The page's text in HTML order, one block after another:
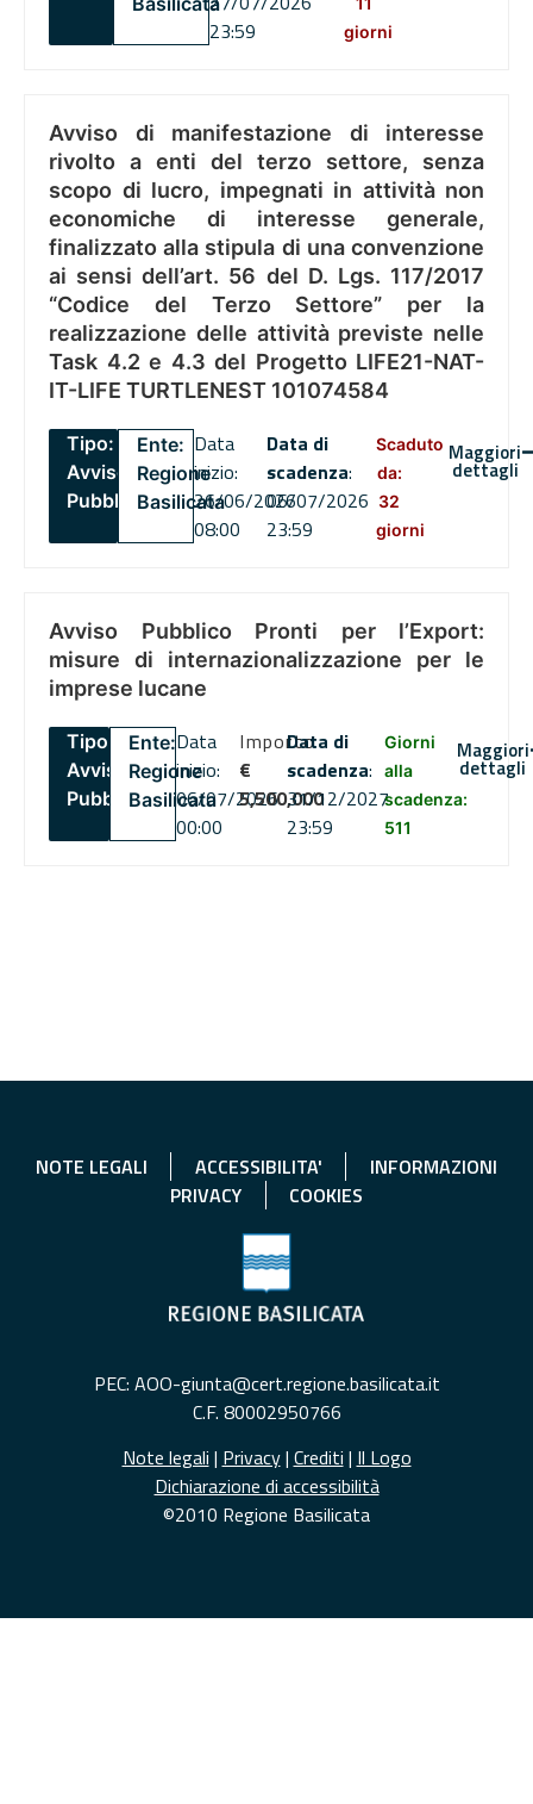
23:59
giorni
Avviso di manifestazione di interesse
rivolto a enti del terzo settore, senza
scopo di lucro, impegnati in attività non
economiche di interesse generale,
finalizzato alla stipula di una convenzione
ai sensi dell’art. 56 del D. Lgs. 117/2017
“Codice del Terzo Settore” per la
realizzazione delle attività previste nelle
Task 4.2 e 4.3 del Progetto LIFE21-NAT-
IT-LIFE TURTLENEST 101074584
Tipo:
Avviso
Pubblico
Ente:
Regione
Basilicata
Data
inizio:
26/06/2026
08:00
Data di
scadenza:
06/07/2026
23:59
Scaduto
da:
32
giorni
Maggiori
dettagli
Avviso Pubblico Pronti per l’Export:
misure di internazionalizzazione per le
imprese lucane
Tipo:
Avviso
Pubblico
Ente:
Regione
Basilicata
Data
inizio:
06/07/2026
00:00
Importo
€
5,500,000
Data di
scadenza:
31/12/2027
23:59
Giorni
alla
scadenza:
511
Maggiori
dettagli
NOTE LEGALI ACCESSIBILITA'
INFORMAZIONI
PRIVACY
COOKIES
PEC: AOO-giunta@cert.regione.basilicata.it
C.F. 80002950766
Note legali | Privacy| Crediti | Il Logo
Dichiarazione di accessibilità
©2010 Regione Basilicata